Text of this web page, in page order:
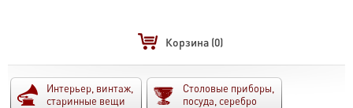
Корзина (0)
Интерьер, винтаж,
старинные вещи
Столовые приборы,
посуда, серебро